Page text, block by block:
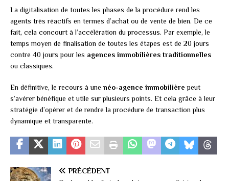
La digitalisation de toutes les phases de la procédure rend les
agents très réactifs en termes d’achat ou de vente de bien. De ce
fait, cela concourt à l’accélération du processus. Par exemple, le
temps moyen de finalisation de toutes les étapes est de 20 jours
contre 40 jours pour les agences immobilières traditionnelles
ou classiques.
En définitive, le recours à une néo-agence immobilièrepeut
s’avérer bénéfique et utile sur plusieurs points. Et cela grâce à leur
stratégie d’opérer et de rendre la procédure de transaction plus
dynamique et transparente.
PRÉCÉDENT